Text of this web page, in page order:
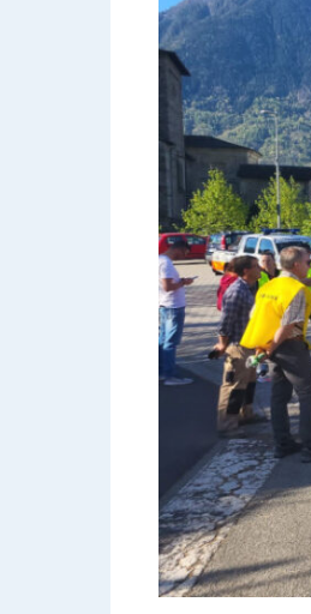
e
b
o
o
A
p
p